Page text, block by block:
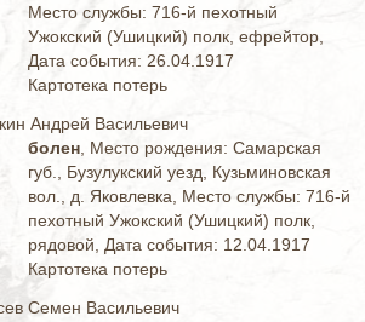
Место службы: 716-й пехотный
Ужокский (Ушицкий) полк, ефрейтор,
Дата события: 26.04.1917
Картотека потерь
Андрей Васильевич
болен , Место рождения: Самарская
губ., Бузулукский уезд, Кузьминовская
вол., д. Яковлевка, Место службы: 716-й
пехотный Ужокский (Ушицкий) полк,
рядовой, Дата события: 12.04.1917
Картотека потерь
Семен Васильевич